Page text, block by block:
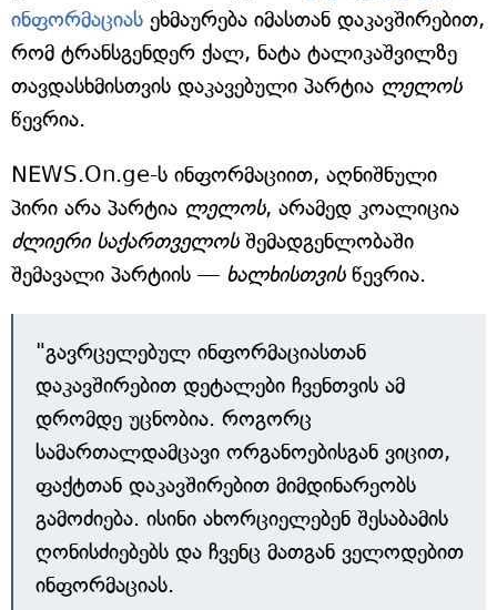
ინფორმაციას ეხმაურება იმასთან დაკავშირებით,
რომ ტრანსგენდერ ქალ, ნატა ტალიკაშვილზე
თავდასხმისთვის დაკავებული პარტია ლელოს
წევრია.
NEWS.On.ge-ს ინფორმაციით, აღნიშნული
პირი არა პარტია ლელოს, არამედ კოალიცია
ძლიერი საქართველოსშემადგენლობაში
შემავალი პარტიის — ხალხისთვისწევრია.
"გავრცელებულ ინფორმაციასთან
დაკავშირებით დეტალები ჩვენთვის ამ
დრომდე უცნობია. როგორც
სამართალდამცავი ორგანოებისგან ვიცით,
ფაქტთან დაკავშირებით მიმდინარეობს
გამოძიება. ისინი ახორციელებენ შესაბამის
ღონისძიებებს და ჩვენც მათგან ველოდებით
ინფორმაციას.